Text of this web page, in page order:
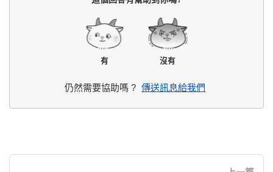
有 沒有
仍然需要協助嗎 ? 傳送訊息給我們